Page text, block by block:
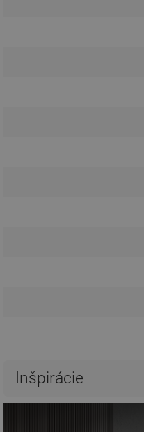
Inšpirácie